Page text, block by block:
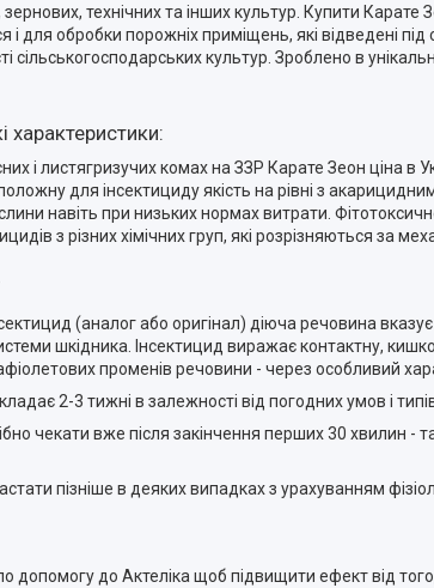
технічних та інших культур. Купити
і для обробки порожніх приміщень, які відведені
сільськогосподарських культур. Зроблено в
характеристики:
і листягризучих комах на ЗЗР Карате Зеон ціна в
для інсектициду якість на рівні з
навіть при низьких нормах витрати.
з різних хімічних груп, які розрізняються за
(аналог або оригінал) діюча речовина
шкідника. Інсектицид виражає контактну,
променів речовини - через особливий
2-3 тижні в залежності від погодних умов і
чекати вже після закінчення перших 30 хвилин
пізніше в деяких випадках з урахуванням
допомогу до Актеліка щоб підвищити ефект від